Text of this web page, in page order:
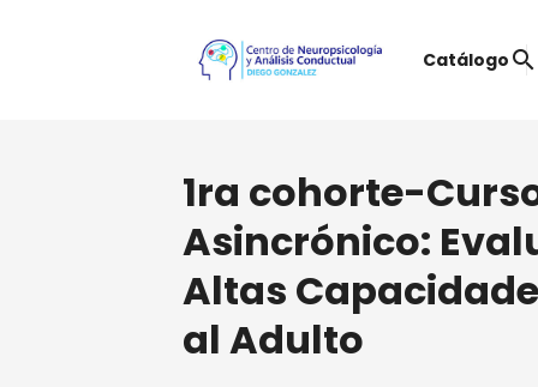
Catálogo search
1ra cohorte-
Asincrónico:
Altas
al Adulto